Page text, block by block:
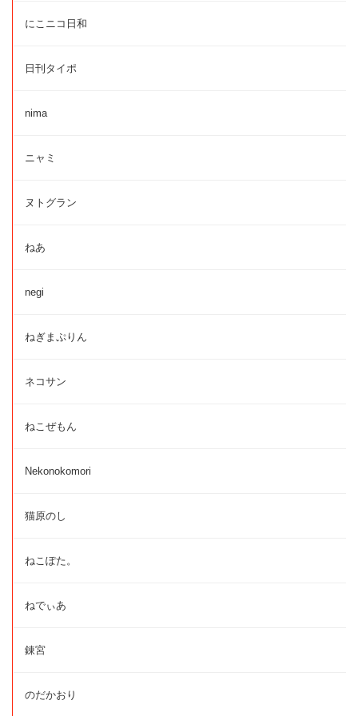
にこニコ日和
日刊タイポ
nima
ニャミ
ヌトグラン
ねあ
negi
ねぎまぷりん
ネコサン
ねこぜもん
Nekonokomori
猫原のし
ねこぽた。
ねでぃあ
錬宮
のだかおり